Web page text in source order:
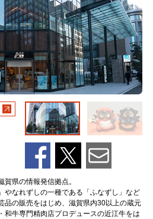
県の情報発信拠点。
やなれずしの一種である「ふなずし」など
品の販売をはじめ、滋賀県内30以上の蔵元
和牛専門精肉店プロデュースの近江牛をは